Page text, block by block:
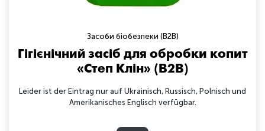
Засоби біобезпеки (B2B)
Гігієнічний засіб для обробки копит
«Степ Клін» (B2B)
Leider ist der Eintrag nur auf Ukrainisch, Russisch, Polnisch und
Amerikanisches Englisch verfügbar.